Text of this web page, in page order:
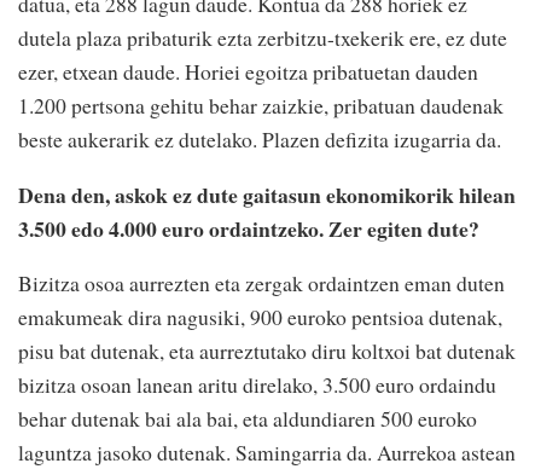
dutela plaza pribaturik ezta zerbitzu-txekerik ere, ez dute
ezer, etxean daude. Horiei egoitza pribatuetan dauden
1.200 pertsona gehitu behar zaizkie, pribatuan daudenak
beste aukerarik ez dutelako. Plazen defizita izugarria da.
Dena den, askok ez dute gaitasun ekonomikorik hilean
3.500 edo 4.000 euro ordaintzeko. Zer egiten dute?
Bizitza osoa aurrezten eta zergak ordaintzen eman duten
emakumeak dira nagusiki, 900 euroko pentsioa dutenak,
pisu bat dutenak, eta aurreztutako diru koltxoi bat dutenak
bizitza osoan lanean aritu direlako, 3.500 euro ordaindu
behar dutenak bai ala bai, eta aldundiaren 500 euroko
laguntza jasoko dutenak. Samingarria da. Aurrekoa astean